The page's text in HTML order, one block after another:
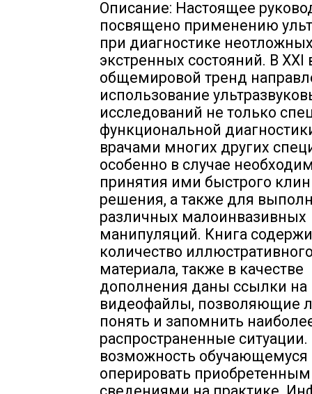
Описание: Настоящее
посвящено применению
при диагностике
экстренных состояний. В XXI
общемировой тренд
использование
исследований не только
функциональной
врачами многих других
особенно в случае
принятия ими быстрого
решения, а также для
различных малоинвазивных
манипуляций. Книга
количество
материала, также в качестве
дополнения даны ссылки на
видеофайлы, позволяющие
понять и запомнить
распространенные ситуации.
возможность обучающемуся
оперировать